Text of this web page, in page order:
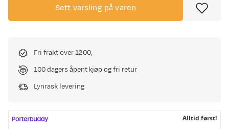
Sett varsling på varen
Fri frakt over 1200,-
100 dagers åpent kjøp og fri retur
Lynrask levering
Alltid først!